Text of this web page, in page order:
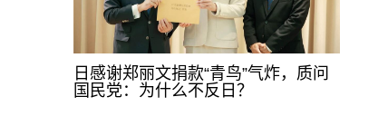
日感谢郑丽文捐款“青鸟”气炸，质问
国民党：为什么不反日？